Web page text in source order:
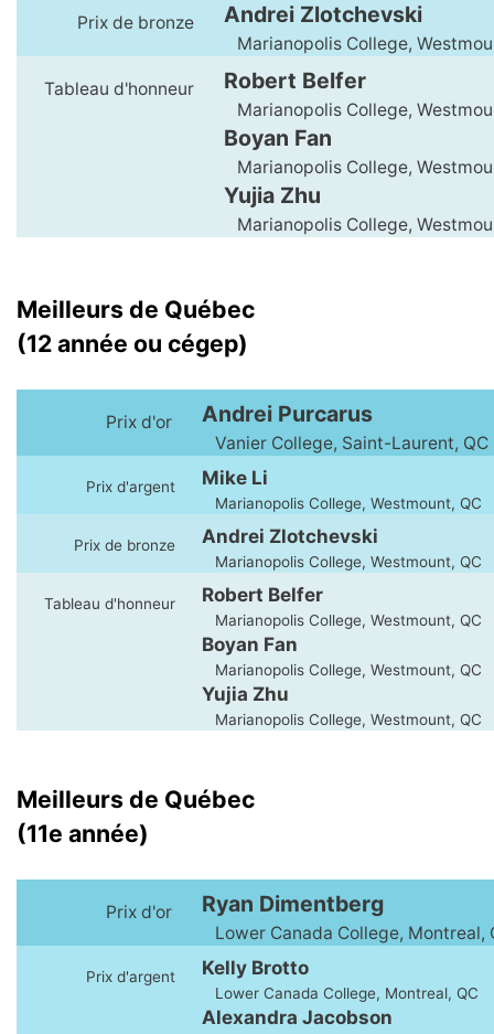
Prix de bronze Andrei Zlotchevski
Marianopolis College,
Tableau d'honneur Robert Belfer
Marianopolis College,
Boyan Fan
Marianopolis College,
Yujia Zhu
Marianopolis College,
Meilleurs de Québec
(12 année ou cégep)
Prix d'or Andrei Purcarus
Vanier College, Saint-Laurent, QC
Prix d'argent Mike Li
Marianopolis College, Westmount, QC
Prix de bronze Andrei Zlotchevski
Marianopolis College, Westmount, QC
Tableau d'honneur Robert Belfer
Marianopolis College, Westmount, QC
Boyan Fan
Marianopolis College, Westmount, QC
Yujia Zhu
Marianopolis College, Westmount, QC
Meilleurs de Québec
(11e année)
Prix d'or Ryan Dimentberg
Lower Canada College, Montreal,
Prix d'argent Kelly Brotto
Lower Canada College, Montreal, QC
Alexandra Jacobson